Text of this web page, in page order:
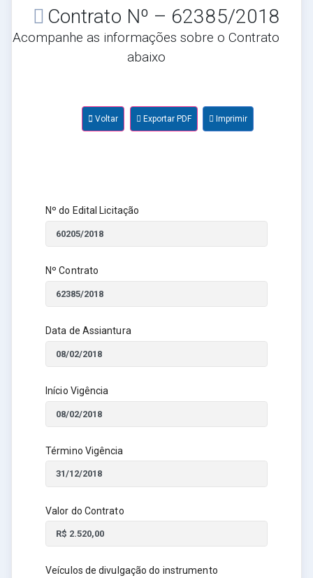
Contrato Nº – 62385/2018
Acompanhe as informações sobre o Contrato
abaixo
Voltar Exportar PDF Imprimir
Nº do Edital Licitação
Nº Contrato
Data de Assiantura
Início Vigência
Término Vigência
Valor do Contrato
Veículos de divulgação do instrumento